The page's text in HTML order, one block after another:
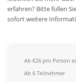
erfahren? Bitte füllen
sofort weitere
Ab €26 pro Person
Ab 6 Teilnehmer